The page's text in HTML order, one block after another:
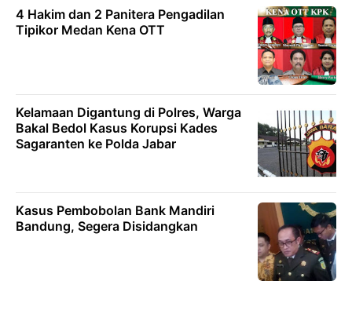
4 Hakim dan 2 Panitera Pengadilan
Tipikor Medan Kena OTT
Kelamaan Digantung di Polres, Warga
Bakal Bedol Kasus Korupsi Kades
Sagaranten ke Polda Jabar
Kasus Pembobolan Bank Mandiri
Bandung, Segera Disidangkan